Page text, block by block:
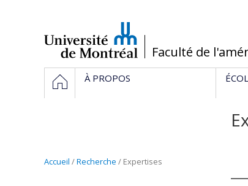
/Faculté de
Navigation
principale
ACCUEIL
À PROPOS
Accueil /Recherche / Expertises